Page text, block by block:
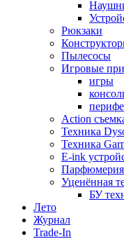
Рюкзаки
Пылесосы
Игровые
игры
Action
Техника
Техника
E-ink
Парфюмерия
Уценённая
БУ
Лето
Журнал
Trade-In